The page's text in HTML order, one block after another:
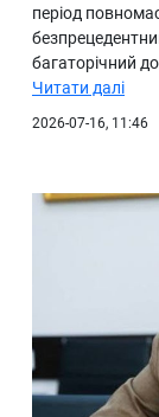
період
багаторічний
Читати далі
2026-07-16, 11:46